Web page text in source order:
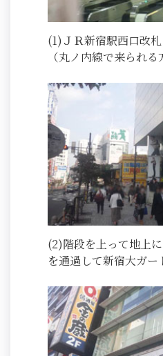
(1)ＪＲ新宿駅西口改
（丸ノ内線で来られる
(2)階段を上って地上
を通過して新宿大ガー